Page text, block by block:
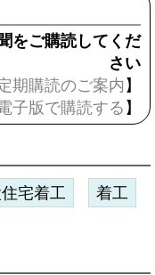
をご購読してくだ
さい
期購読のご案内 】
子版で購読する 】
宅着工 着工